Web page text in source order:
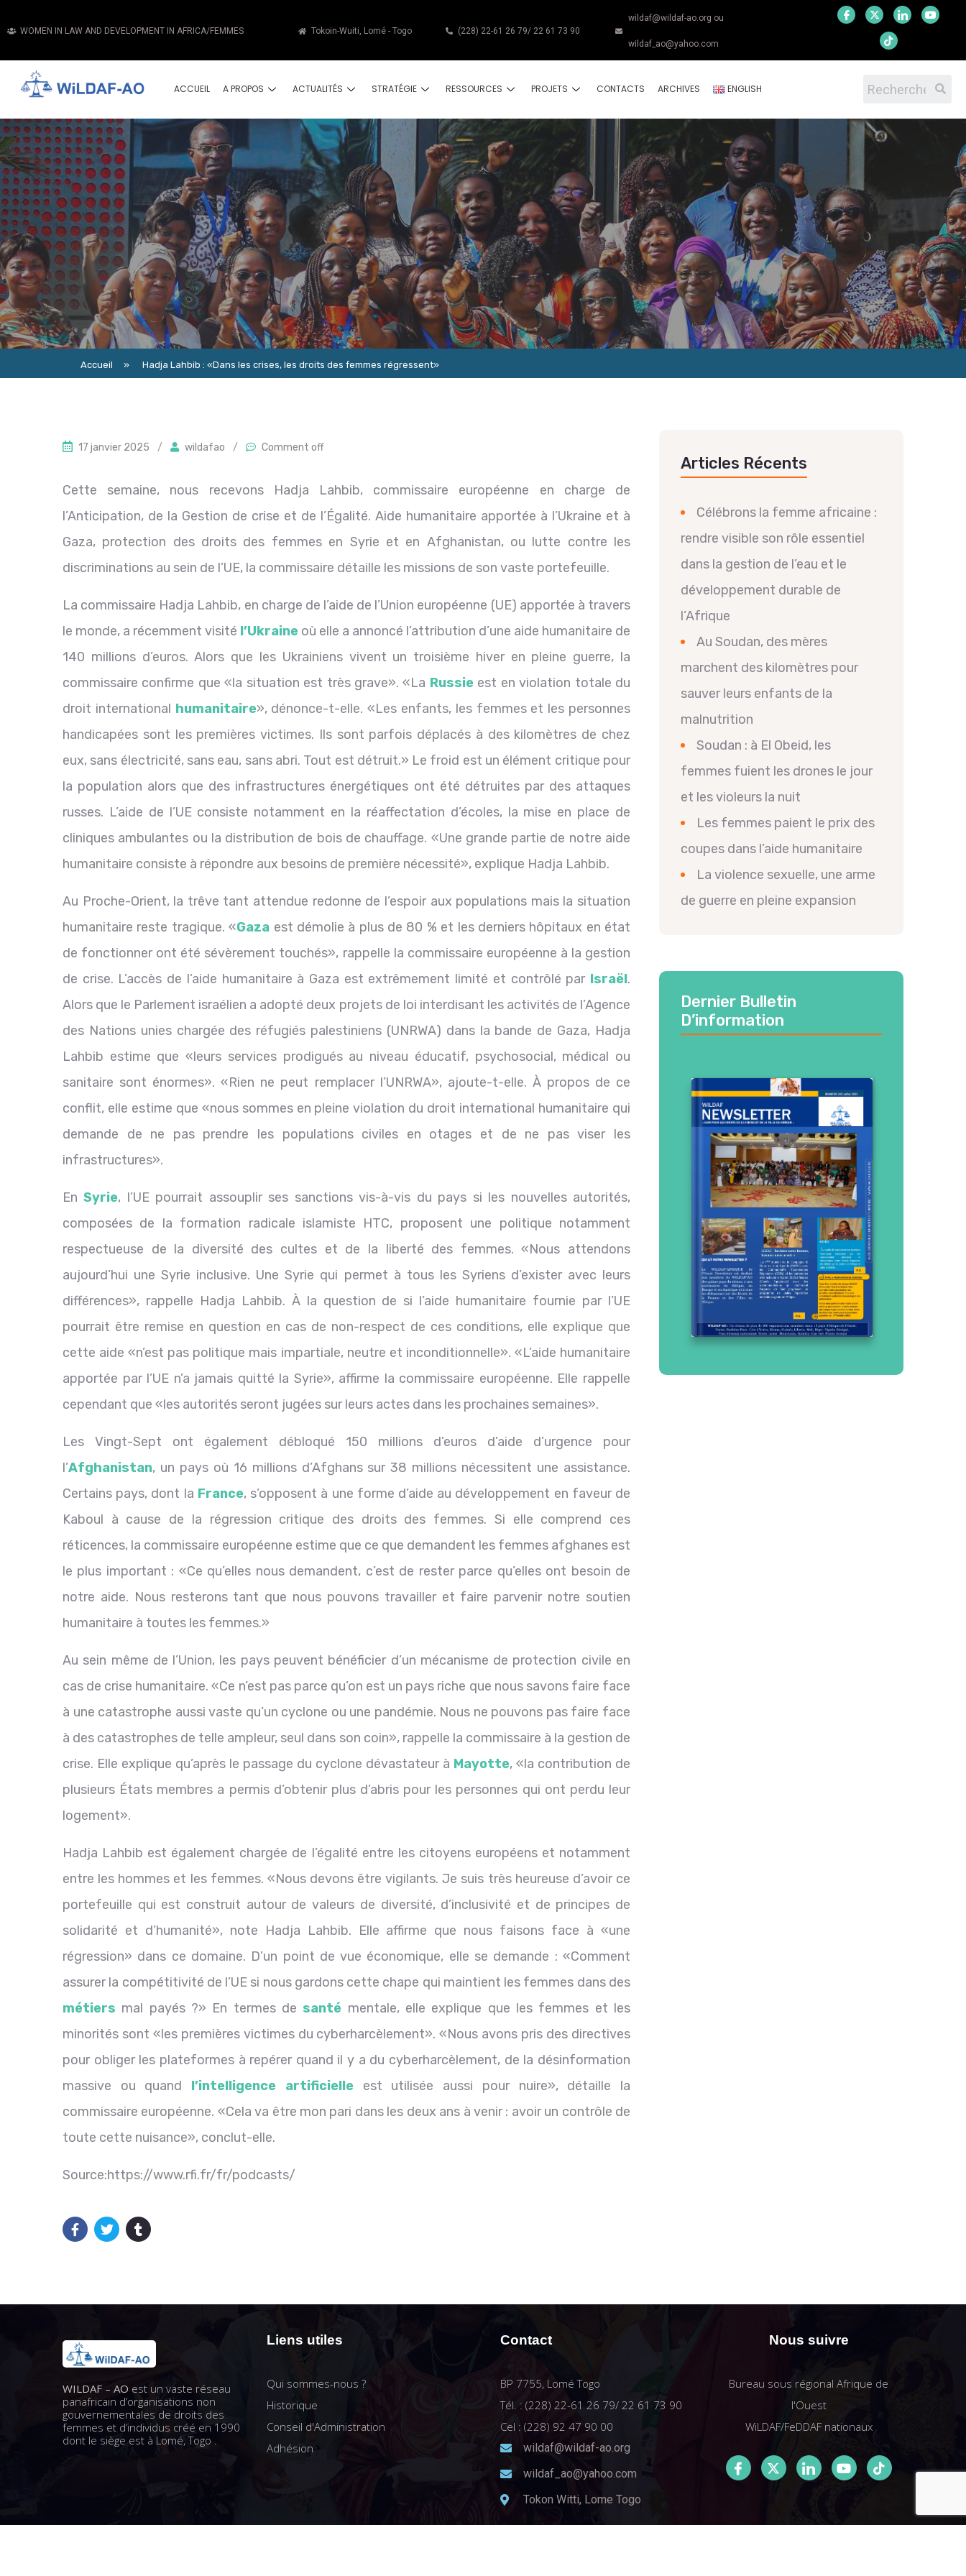
WOMEN IN LAW AND DEVELOPMENT IN AFRICA/FEMMES Tokoin-Wuiti, Lomé - Togo (228) 22-61 26 79/ 22 61 73 90
wildaf@wildaf-ao.org ou
wildaf_ao@yahoo.com
ACCUEIL A PROPOS ACTUALITÉS STRATÉGIE RESSOURCES PROJETS CONTACTS ARCHIVES ENGLISH
Accueil » Hadja Lahbib : «Dans les crises, les droits des femmes régressent»
17 janvier 2025 / wildafao / Comment off
Cette semaine, nous recevons Hadja Lahbib, commissaire européenne en charge de
l’Anticipation, de la Gestion de crise et de l’Égalité. Aide humanitaire apportée à l’Ukraine et à
Gaza, protection des droits des femmes en Syrie et en Afghanistan, ou lutte contre les
discriminations au sein de l’UE, la commissaire détaille les missions de son vaste portefeuille.
La commissaire Hadja Lahbib, en charge de l’aide de l’Union européenne (UE) apportée à travers
le monde, a récemment visité l’Ukraine où elle a annoncé l’attribution d’une aide humanitaire de
140 millions d’euros. Alors que les Ukrainiens vivent un troisième hiver en pleine guerre, la
commissaire confirme que «la situation est très grave». «La Russie est en violation totale du
droit international humanitaire», dénonce-t-elle. «Les enfants, les femmes et les personnes
handicapées sont les premières victimes. Ils sont parfois déplacés à des kilomètres de chez
eux, sans électricité, sans eau, sans abri. Tout est détruit.» Le froid est un élément critique pour
la population alors que des infrastructures énergétiques ont été détruites par des attaques
russes. L’aide de l’UE consiste notamment en la réaffectation d’écoles, la mise en place de
cliniques ambulantes ou la distribution de bois de chauffage. «Une grande partie de notre aide
humanitaire consiste à répondre aux besoins de première nécessité», explique Hadja Lahbib.
Au Proche-Orient, la trêve tant attendue redonne de l’espoir aux populations mais la situation
humanitaire reste tragique. «Gaza est démolie à plus de 80 % et les derniers hôpitaux en état
de fonctionner ont été sévèrement touchés», rappelle la commissaire européenne à la gestion
de crise. L’accès de l’aide humanitaire à Gaza est extrêmement limité et contrôlé par Israël.
Alors que le Parlement israélien a adopté deux projets de loi interdisant les activités de l’Agence
des Nations unies chargée des réfugiés palestiniens (UNRWA) dans la bande de Gaza, Hadja
Lahbib estime que «leurs services prodigués au niveau éducatif, psychosocial, médical ou
sanitaire sont énormes». «Rien ne peut remplacer l’UNRWA», ajoute-t-elle. À propos de ce
conflit, elle estime que «nous sommes en pleine violation du droit international humanitaire qui
demande de ne pas prendre les populations civiles en otages et de ne pas viser les
infrastructures».
EnSyrie, l’UE pourrait assouplir ses sanctions vis-à-vis du pays si les nouvelles autorités,
composées de la formation radicale islamiste HTC, proposent une politique notamment
respectueuse de la diversité des cultes et de la liberté des femmes. «Nous attendons
aujourd’hui une Syrie inclusive. Une Syrie qui permet à tous les Syriens d’exister avec leurs
différences», rappelle Hadja Lahbib. À la question de si l’aide humanitaire fournie par l’UE
pourrait être remise en question en cas de non-respect de ces conditions, elle explique que
cette aide «n’est pas politique mais impartiale, neutre et inconditionnelle». «L’aide humanitaire
apportée par l’UE n’a jamais quitté la Syrie», affirme la commissaire européenne. Elle rappelle
cependant que «les autorités seront jugées sur leurs actes dans les prochaines semaines».
Les Vingt-Sept ont également débloqué 150 millions d’euros d’aide d’urgence pour
l’Afghanistan, un pays où 16 millions d’Afghans sur 38 millions nécessitent une assistance.
Certains pays, dont la France, s’opposent à une forme d’aide au développement en faveur de
Kaboul à cause de la régression critique des droits des femmes. Si elle comprend ces
réticences, la commissaire européenne estime que ce que demandent les femmes afghanes est
le plus important : «Ce qu’elles nous demandent, c’est de rester parce qu’elles ont besoin de
notre aide. Nous resterons tant que nous pouvons travailler et faire parvenir notre soutien
humanitaire à toutes les femmes.»
Au sein même de l’Union, les pays peuvent bénéficier d’un mécanisme de protection civile en
cas de crise humanitaire. «Ce n’est pas parce qu’on est un pays riche que nous savons faire face
à une catastrophe aussi vaste qu’un cyclone ou une pandémie. Nous ne pouvons pas faire face
à des catastrophes de telle ampleur, seul dans son coin», rappelle la commissaire à la gestion de
crise. Elle explique qu’après le passage du cyclone dévastateur à Mayotte, «la contribution de
plusieurs États membres a permis d’obtenir plus d’abris pour les personnes qui ont perdu leur
logement».
Hadja Lahbib est également chargée de l’égalité entre les citoyens européens et notamment
entre les hommes et les femmes. «Nous devons être vigilants. Je suis très heureuse d’avoir ce
portefeuille qui est construit autour de valeurs de diversité, d’inclusivité et de principes de
solidarité et d’humanité», note Hadja Lahbib. Elle affirme que nous faisons face à «une
régression» dans ce domaine. D’un point de vue économique, elle se demande : «Comment
assurer la compétitivité de l’UE si nous gardons cette chape qui maintient les femmes dans des
métiers mal payés ?» En termes de santé mentale, elle explique que les femmes et les
minorités sont «les premières victimes du cyberharcèlement». «Nous avons pris des directives
pour obliger les plateformes à repérer quand il y a du cyberharcèlement, de la désinformation
massive ou quand l’intelligence artificielle est utilisée aussi pour nuire», détaille la
commissaire européenne. «Cela va être mon pari dans les deux ans à venir : avoir un contrôle de
toute cette nuisance», conclut-elle.
Source:https://www.rfi.fr/fr/podcasts/
Articles Récents
Célébrons la femme africaine :
rendre visible son rôle essentiel
dans la gestion de l’eau et le
développement durable de
l’Afrique
Au Soudan, des mères
marchent des kilomètres pour
sauver leurs enfants de la
malnutrition
Soudan : à El Obeid, les
femmes fuient les drones le jour
et les violeurs la nuit
Les femmes paient le prix des
coupes dans l’aide humanitaire
La violence sexuelle, une arme
de guerre en pleine expansion
Dernier Bulletin
D’information
WILDAF – AO est un vaste réseau
panafricain d’organisations non
gouvernementales de droits des
femmes et d’individus créé en 1990
dont le siège est à Lomé, Togo .
Liens utiles
Qui sommes-nous ?
Historique
Conseil d'Administration
Adhésion
Contact
BP 7755, Lomé Togo
Tél. : (228) 22-61 26 79/ 22 61 73 90
Cel : (228) 92 47 90 00
wildaf@wildaf-ao.org
wildaf_ao@yahoo.com
Tokon Witti, Lome Togo
Nous suivre
Bureau sous régional Afrique de
l'Ouest
WiLDAF/FeDDAF nationaux